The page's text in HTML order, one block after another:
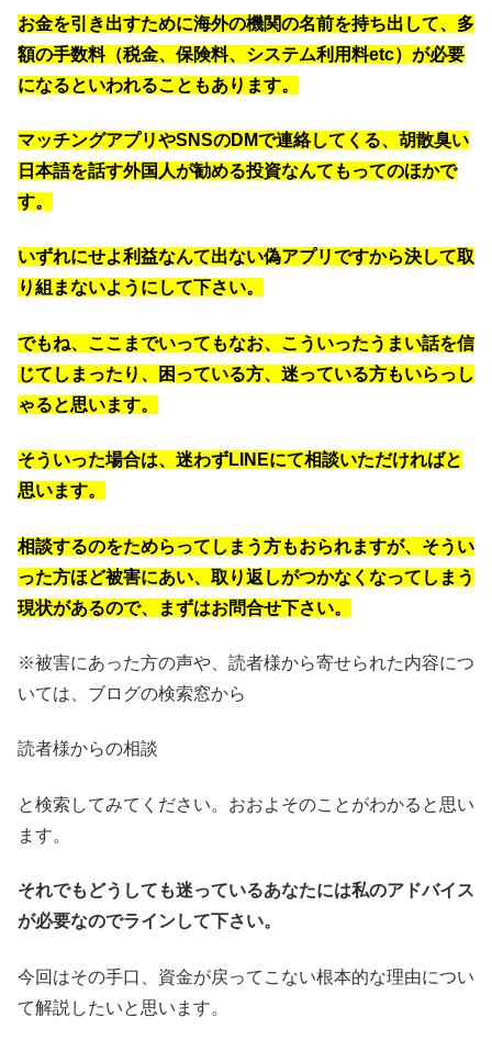
お金を引き出すために海外の機関の名前を持ち出して、多
額の手数料（税金、保険料、システム利用料etc）が必要
になるといわれることもあります。
マッチングアプリやSNSのDMで連絡してくる、胡散臭い
日本語を話す外国人が勧める投資なんてもってのほかで
す。
いずれにせよ利益なんて出ない偽アプリですから決して取
り組まないようにして下さい。
でもね、ここまでいってもなお、こういったうまい話を信
じてしまったり、困っている方、迷っている方もいらっし
ゃると思います。
そういった場合は、迷わずLINEにて相談いただければと
思います。
相談するのをためらってしまう方もおられますが、そうい
った方ほど被害にあい、取り返しがつかなくなってしまう
現状があるので、まずはお問合せ下さい。
※被害にあった方の声や、読者様から寄せられた内容につ
いては、ブログの検索窓から
読者様からの相談
と検索してみてください。おおよそのことがわかると思い
ます。
それでもどうしても迷っているあなたには私のアドバイス
が必要なのでラインして下さい。
今回はその手口、資金が戻ってこない根本的な理由につい
て解説したいと思います。